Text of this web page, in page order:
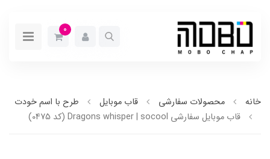
0
خانه محصولات سفارشی قاب موبایل
طرح با اسم خودت
قاب موبایل سفارشی Dragons whisper | socool (کد 0475)